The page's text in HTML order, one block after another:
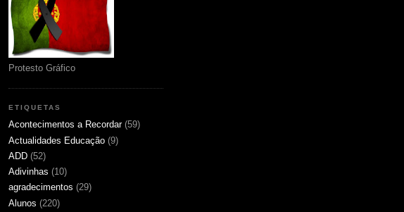
Protesto Gráfico
ETIQUETAS
Acontecimentos a Recordar (59)
Actualidades Educação (9)
ADD (52)
Adivinhas (10)
agradecimentos (29)
Alunos (220)